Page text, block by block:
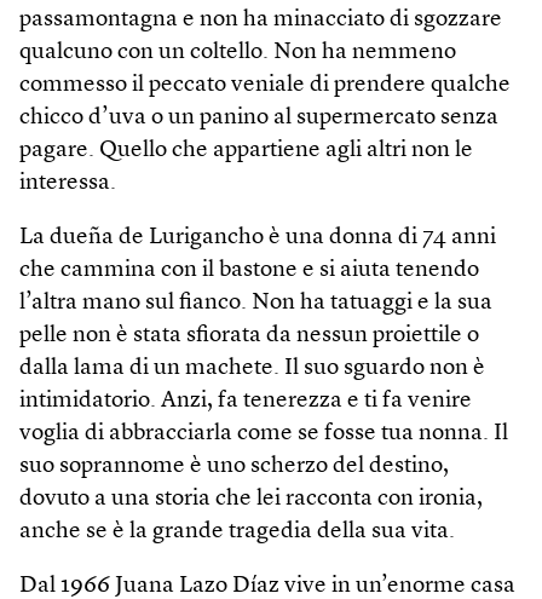
passamontagna e non ha minacciato di sgozzare
qualcuno con un coltello. Non ha nemmeno
commesso il peccato veniale di prendere qualche
chicco d’uva o un panino al supermercato senza
pagare. Quello che appartiene agli altri non le
interessa.
La dueña de Lurigancho è una donna di 74 anni
che cammina con il bastone e si aiuta tenendo
l’altra mano sul fianco. Non ha tatuaggi e la sua
pelle non è stata sfiorata da nessun proiettile o
dalla lama di un machete. Il suo sguardo non è
intimidatorio. Anzi, fa tenerezza e ti fa venire
voglia di abbracciarla come se fosse tua nonna. Il
suo soprannome è uno scherzo del destino,
dovuto a una storia che lei racconta con ironia,
anche se è la grande tragedia della sua vita.
Dal 1966 Juana Lazo Díaz vive in un’enorme casa